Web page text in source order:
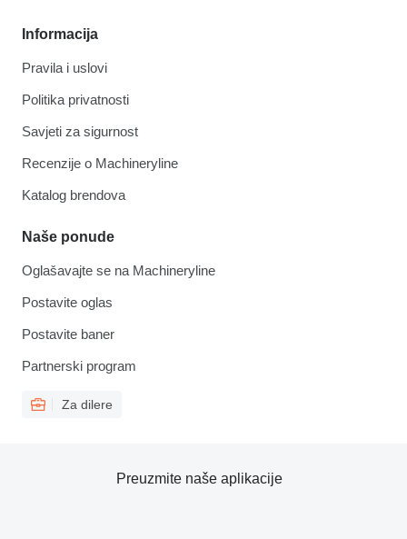
Informacija
Pravila i uslovi
Politika privatnosti
Savjeti za sigurnost
Recenzije o Machineryline
Katalog brendova
Naše ponude
Oglašavajte se na Machineryline
Postavite oglas
Postavite baner
Partnerski program
Za dilere
Preuzmite naše aplikacije